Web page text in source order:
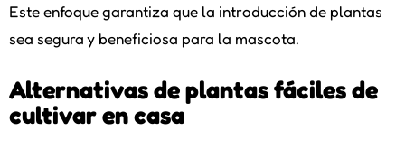
Este enfoque garantiza que la introducción de plantas
sea segura y beneficiosa para la mascota.
Alternativas de plantas fáciles de
cultivar en casa